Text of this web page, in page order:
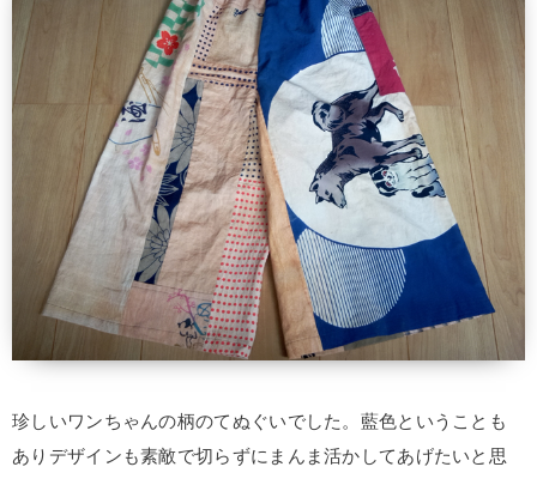
珍しいワンちゃんの柄のてぬぐいでした。藍色ということも
ありデザインも素敵で切らずにまんま活かしてあげたいと思